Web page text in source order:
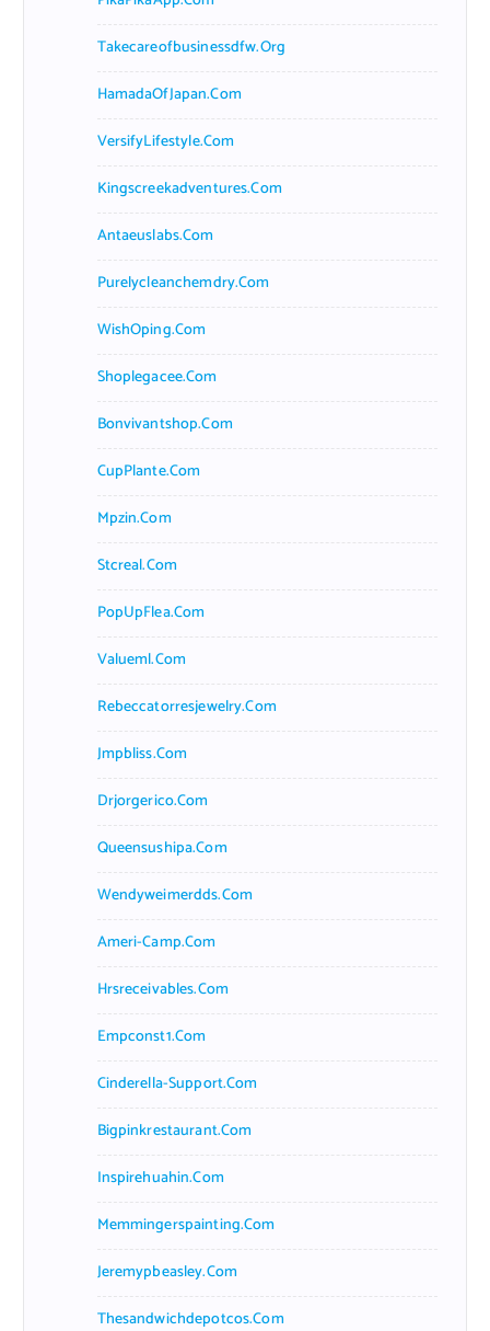
Takecareofbusinessdfw.org
HamadaOfJapan.com
VersifyLifestyle.com
Kingscreekadventures.com
Antaeuslabs.com
Purelycleanchemdry.com
WishOping.com
Shoplegacee.com
Bonvivantshop.com
CupPlante.com
Mpzin.com
Stcreal.com
PopUpFlea.com
Valueml.com
Rebeccatorresjewelry.com
Jmpbliss.com
Drjorgerico.com
Queensushipa.com
Wendyweimerdds.com
Ameri-Camp.com
Hrsreceivables.com
Empconst1.com
Cinderella-Support.com
Bigpinkrestaurant.com
Inspirehuahin.com
Memmingerspainting.com
Jeremypbeasley.com
Thesandwichdepotcos.com